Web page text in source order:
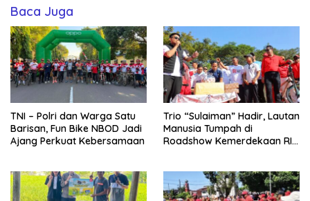
Baca Juga
TNI – Polri dan Warga Satu
Barisan, Fun Bike NBOD Jadi
Ajang Perkuat Kebersamaan
Trio “Sulaiman” Hadir, Lautan
Manusia Tumpah di
Roadshow Kemerdekaan RI